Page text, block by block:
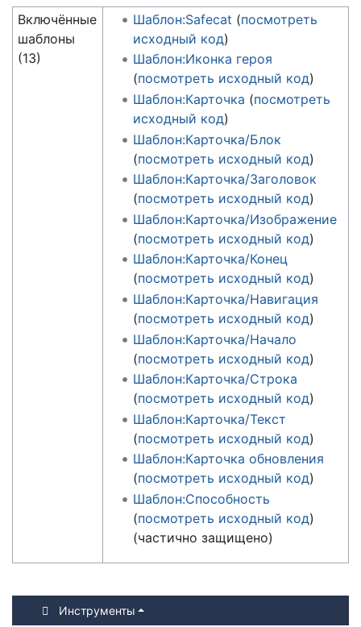
Включённые
шаблоны
(13)
Шаблон:Safecat (посмотреть
исходный код)
Шаблон:Иконка героя
(посмотреть исходный код)
Шаблон:Карточка (посмотреть
исходный код)
Шаблон:Карточка/Блок
(посмотреть исходный код)
Шаблон:Карточка/Заголовок
(посмотреть исходный код)
Шаблон:Карточка/Изображение
(посмотреть исходный код)
Шаблон:Карточка/Конец
(посмотреть исходный код)
Шаблон:Карточка/Навигация
(посмотреть исходный код)
Шаблон:Карточка/Начало
(посмотреть исходный код)
Шаблон:Карточка/Строка
(посмотреть исходный код)
Шаблон:Карточка/Текст
(посмотреть исходный код)
Шаблон:Карточка обновления
(посмотреть исходный код)
Шаблон:Способность
(посмотреть исходный код)
(частично защищено)
Инструменты